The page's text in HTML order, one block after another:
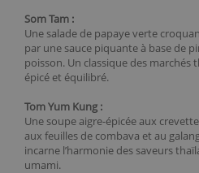
Som Tam :
Une salade de papaye verte
par une sauce piquante à base de
poisson. Un classique des marchés
épicé et équilibré.
Tom Yum Kung :
Une soupe aigre-épicée aux
aux feuilles de combava et au
incarne l’harmonie des saveurs
umami.